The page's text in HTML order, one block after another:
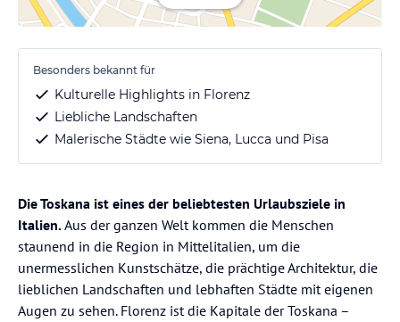
Besonders bekannt für
Kulturelle Highlights in Florenz
Liebliche Landschaften
Malerische Städte wie Siena, Lucca und Pisa
Die Toskana ist eines der beliebtesten Urlaubsziele in
Italien.Aus der ganzen Welt kommen die Menschen
staunend in die Region in Mittelitalien, um die
unermesslichen Kunstschätze, die prächtige Architektur, die
lieblichen Landschaften und lebhaften Städte mit eigenen
Augen zu sehen. Florenz ist die Kapitale der Toskana –